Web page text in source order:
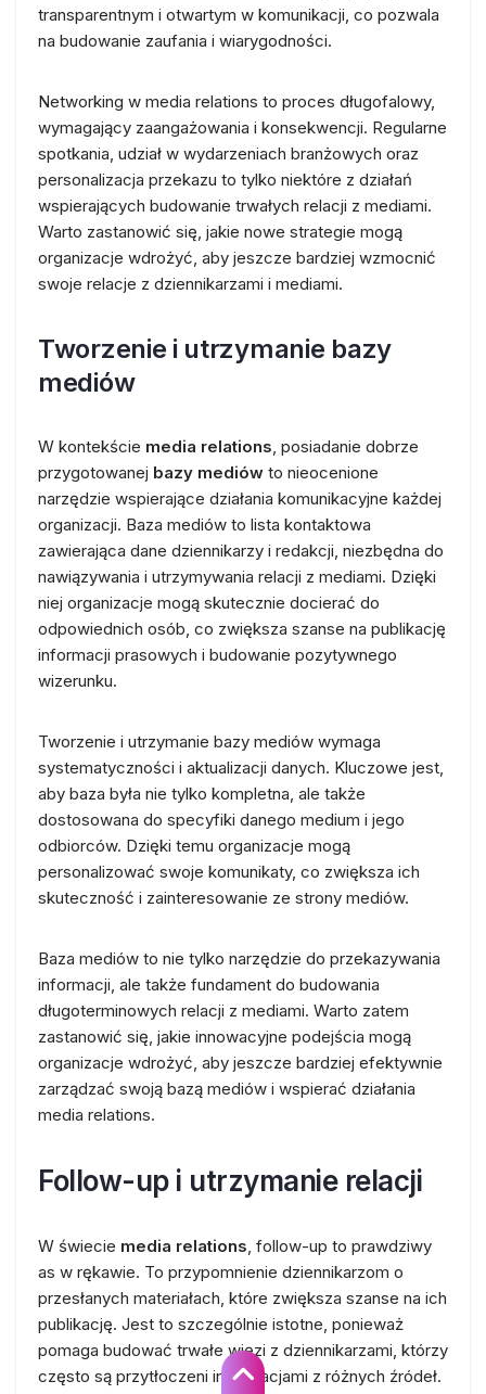
transparentnym i otwartym w komunikacji, co pozwala
na budowanie zaufania i wiarygodności.
Networking w media relations to proces długofalowy,
wymagający zaangażowania i konsekwencji. Regularne
spotkania, udział w wydarzeniach branżowych oraz
personalizacja przekazu to tylko niektóre z działań
wspierających budowanie trwałych relacji z mediami.
Warto zastanowić się, jakie nowe strategie mogą
organizacje wdrożyć, aby jeszcze bardziej wzmocnić
swoje relacje z dziennikarzami i mediami.
Tworzenie i utrzymanie bazy
mediów
W kontekście media relations, posiadanie dobrze
przygotowanej bazy mediów to nieocenione
narzędzie wspierające działania komunikacyjne każdej
organizacji. Baza mediów to lista kontaktowa
zawierająca dane dziennikarzy i redakcji, niezbędna do
nawiązywania i utrzymywania relacji z mediami. Dzięki
niej organizacje mogą skutecznie docierać do
odpowiednich osób, co zwiększa szanse na publikację
informacji prasowych i budowanie pozytywnego
wizerunku.
Tworzenie i utrzymanie bazy mediów wymaga
systematyczności i aktualizacji danych. Kluczowe jest,
aby baza była nie tylko kompletna, ale także
dostosowana do specyfiki danego medium i jego
odbiorców. Dzięki temu organizacje mogą
personalizować swoje komunikaty, co zwiększa ich
skuteczność i zainteresowanie ze strony mediów.
Baza mediów to nie tylko narzędzie do przekazywania
informacji, ale także fundament do budowania
długoterminowych relacji z mediami. Warto zatem
zastanowić się, jakie innowacyjne podejścia mogą
organizacje wdrożyć, aby jeszcze bardziej efektywnie
zarządzać swoją bazą mediów i wspierać działania
media relations.
Follow-up i utrzymanie relacji
W świecie media relations, follow-up to prawdziwy
as w rękawie. To przypomnienie dziennikarzom o
przesłanych materiałach, które zwiększa szanse na ich
publikację. Jest to szczególnie istotne, ponieważ
pomaga budować trwałe więzi z dziennikarzami, którzy
często są przytłoczeni informacjami z różnych źródeł.